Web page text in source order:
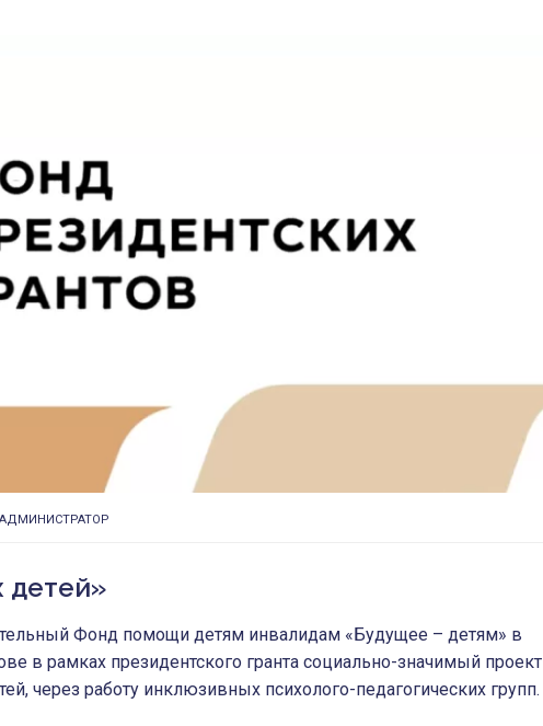
АДМИНИСТРАТОР
детей»
Фонд помощи детям инвалидам «Будущее – детям» в
в рамках президентского гранта социально-значимый проект
через работу инклюзивных психолого-педагогических групп.